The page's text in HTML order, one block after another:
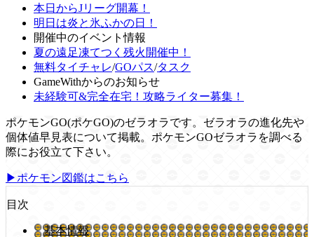
本日からJリーグ開幕！
明日は炎と氷ふかの日！
開催中のイベント情報
夏の遠足凍てつく残火開催中！
無料タイチャレ/GOパス/タスク
GameWithからのお知らせ
未経験可&完全在宅！攻略ライター募集！
ポケモンGO(ポケGO)のゼラオラです。ゼラオラの進化先や
個体値早見表について掲載。ポケモンGOゼラオラを調べる
際にお役立て下さい。
▶ポケモン図鑑はこちら
目次
基本情報